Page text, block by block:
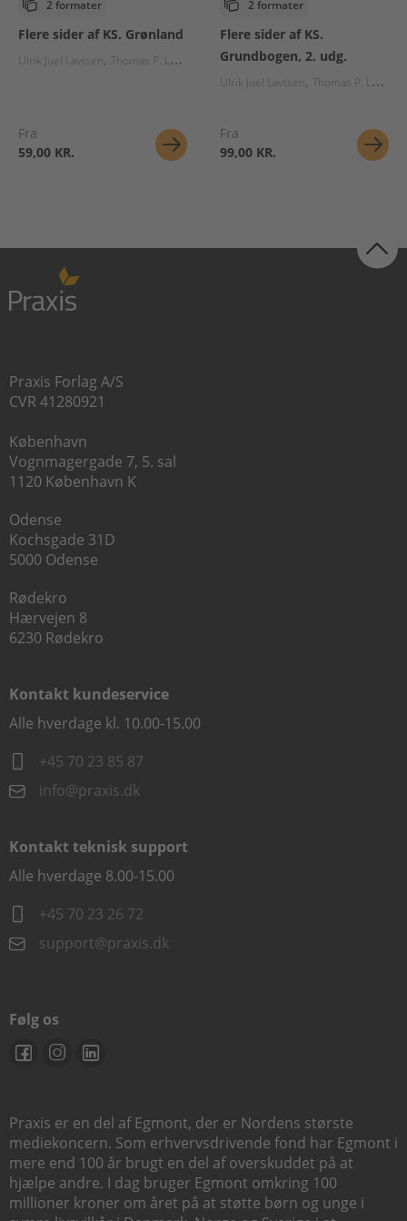
2 formater
Flere sider af KS. Grønland
Ulrik Juel Lavtsen Thomas P. Larsen Suzanne Gudbjerg-Hansen
Fra
59,00 KR.
2 formater
Flere sider af KS.
Grundbogen, 2. udg.
Ulrik Juel Lavtsen Thomas P. Larsen
Fra
99,00 KR.
Praxis Forlag A/S
CVR 41280921
København
Vognmagergade 7, 5. sal
1120 København K
Odense
Kochsgade 31D
5000 Odense
Rødekro
Hærvejen 8
6230 Rødekro
Kontakt kundeservice
Alle hverdage kl. 10.00-15.00
+45 70 23 85 87
info@praxis.dk
Kontakt teknisk support
Alle hverdage 8.00-15.00
+45 70 23 26 72
support@praxis.dk
Følg os
Praxis er en del af Egmont, der er Nordens største
mediekoncern. Som erhvervsdrivende fond har Egmont i
mere end 100 år brugt en del af overskuddet på at
hjælpe andre. I dag bruger Egmont omkring 100
millioner kroner om året på at støtte børn og unge i